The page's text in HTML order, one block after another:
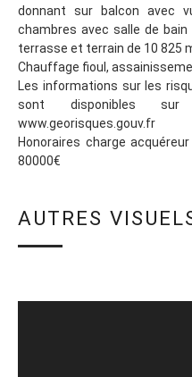
donnant sur balcon avec
chambres avec salle de
terrasse et terrain de 10 825
Chauffage fioul,
Les informations sur les
sont disponibles
www.georisques.gouv.fr
Honoraires charge
80000€
AUTRES